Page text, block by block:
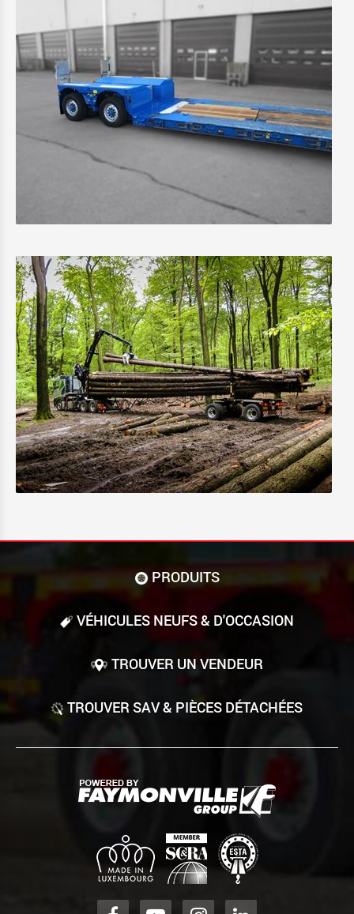
PRODUITS
VÉHICULES NEUFS & D'OCCASION
TROUVER UN VENDEUR
TROUVER SAV & PIÈCES DÉTACHÉES